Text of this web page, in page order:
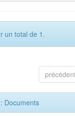
un total de 1.
Documents